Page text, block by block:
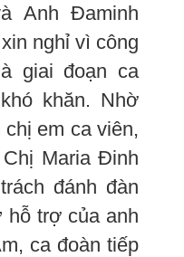
Anh Đaminh
nghỉ vì công
giai đoạn ca
khăn. Nhờ
em ca viên,
Maria Đinh
đánh đàn
hỗ trợ của anh
ca đoàn tiếp